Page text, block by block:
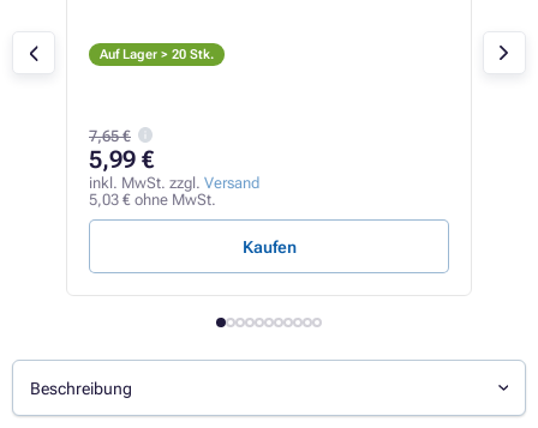
Auf Lager > 20 Stk.
7,65 €
5,99 €
inkl. MwSt. zzgl. Versand
5,03 € ohne MwSt.
Kaufen
Beschreibung